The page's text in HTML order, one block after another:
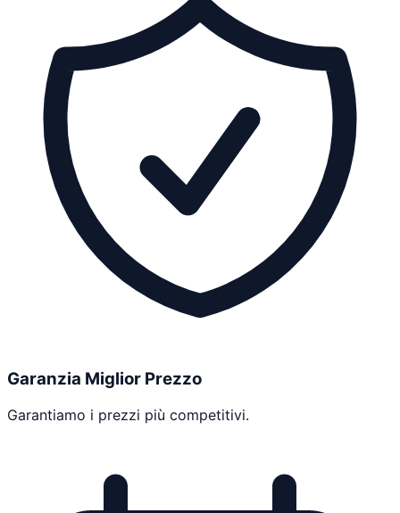
Garanzia Miglior Prezzo
Garantiamo i prezzi più competitivi.